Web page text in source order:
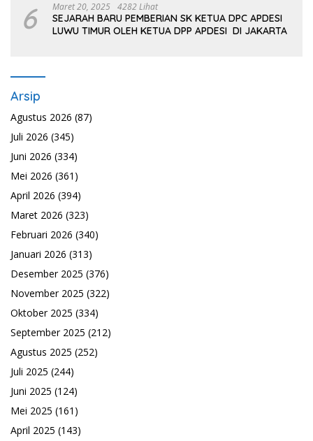
6 Maret 20, 2025 4282 Lihat
SEJARAH BARU PEMBERIAN SK KETUA DPC APDESI
LUWU TIMUR OLEH KETUA DPP APDESI DI JAKARTA
Arsip
Agustus 2026 (87)
Juli 2026 (345)
Juni 2026 (334)
Mei 2026 (361)
April 2026 (394)
Maret 2026 (323)
Februari 2026 (340)
Januari 2026 (313)
Desember 2025 (376)
November 2025 (322)
Oktober 2025 (334)
September 2025 (212)
Agustus 2025 (252)
Juli 2025 (244)
Juni 2025 (124)
Mei 2025 (161)
April 2025 (143)